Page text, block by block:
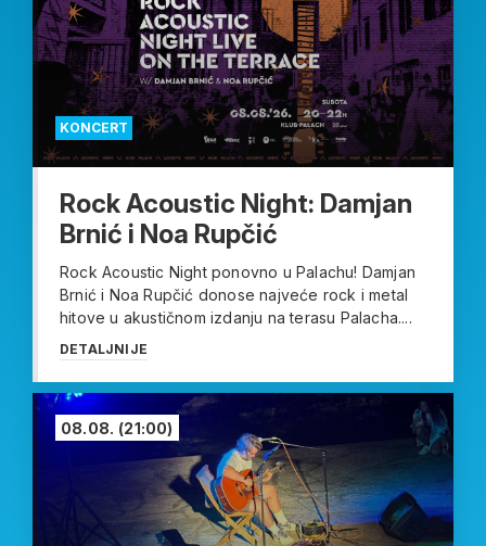
KONCERT
Rock Acoustic Night: Damjan
Brnić i Noa Rupčić
Rock Acoustic Night ponovno u Palachu! Damjan
Brnić i Noa Rupčić donose najveće rock i metal
hitove u akustičnom izdanju na terasu Palacha....
DETALJNIJE
08.08. (21:00)